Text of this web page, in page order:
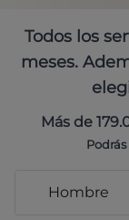
Todos los
meses.
Más de
Hombre